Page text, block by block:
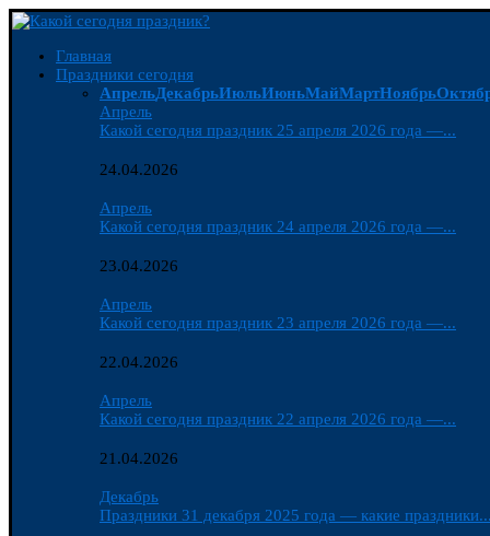
Главная
Праздники сегодня
АпрельДекабрьИюльИюньМайМартНоябрь
Апрель
Какой сегодня праздник 25 апреля 2026 года —...
24.04.2026
Апрель
Какой сегодня праздник 24 апреля 2026 года —...
23.04.2026
Апрель
Какой сегодня праздник 23 апреля 2026 года —...
22.04.2026
Апрель
Какой сегодня праздник 22 апреля 2026 года —...
21.04.2026
Декабрь
Праздники 31 декабря 2025 года — какие праздники...